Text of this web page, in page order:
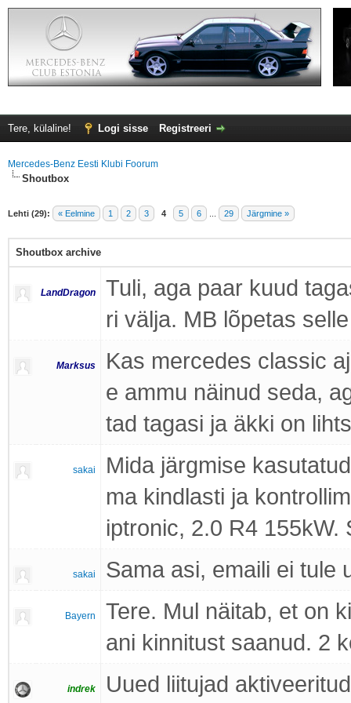
Tere, külaline! Logi sisse Registreeri
Mercedes-Benz Eesti Klubi Foorum
Shoutbox
Lehti (29): « Eelmine 1 2 3 4 5 6 29 Järgmine »
Shoutbox archive
LandDragon
Tuli, aga paar kuud
ri välja. MB lõpetas
Marksus
Kas mercedes classic
e ammu näinud seda,
tad tagasi ja äkki on
sakai
Mida järgmise
ma kindlasti ja
iptronic, 2.0 R4 155kW.
sakai Sama asi, emaili ei tule
Bayern
Tere. Mul näitab, et on
ani kinnitust saanud. 2
indrek Uued liitujad aktiveeritud